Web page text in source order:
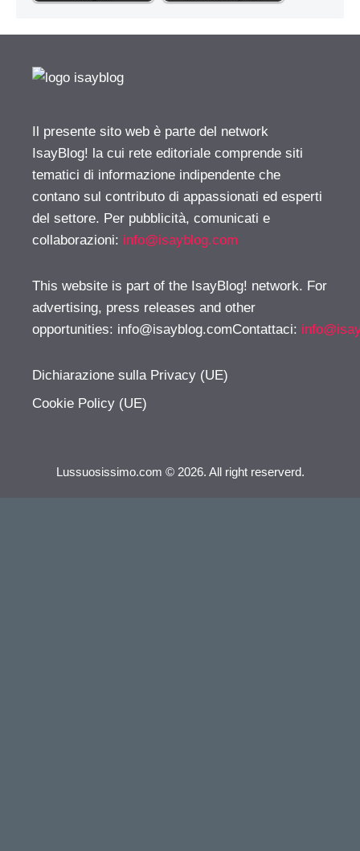
Il presente sito web è parte del network
IsayBlog! la cui rete editoriale comprende siti
tematici di informazione indipendente che
contano sul contributo di appassionati ed esperti
del settore. Per pubblicità, comunicati e
collaborazioni: info@isayblog.com
This website is part of the IsayBlog! network. For
advertising, press releases and other
opportunities: info@isayblog.comContattaci:
Dichiarazione sulla Privacy (UE)
Cookie Policy (UE)
Lussuosissimo.com © 2026. All right reserverd.